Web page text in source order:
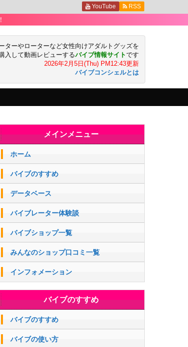
ターやローターなど女性向けアダルトグッズを
入して動画レビューするバイブ情報サイトです
2026年2月5日(Thu) PM12:43更新
バイブコンシェルとは
YouTube RSS
メインメニュー
ホーム
バイブのすすめ
データベース
バイブレーター体験談
バイブショップ一覧
みんなのショップ口コミ一覧
インフォメーション
バイブのすすめ
バイブのすすめ
バイブの使い方